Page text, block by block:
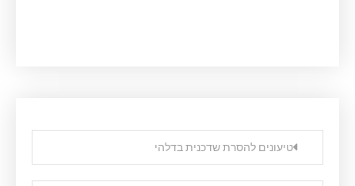
Post
navigation
טיעונים להסרת שדכנית בדלהי